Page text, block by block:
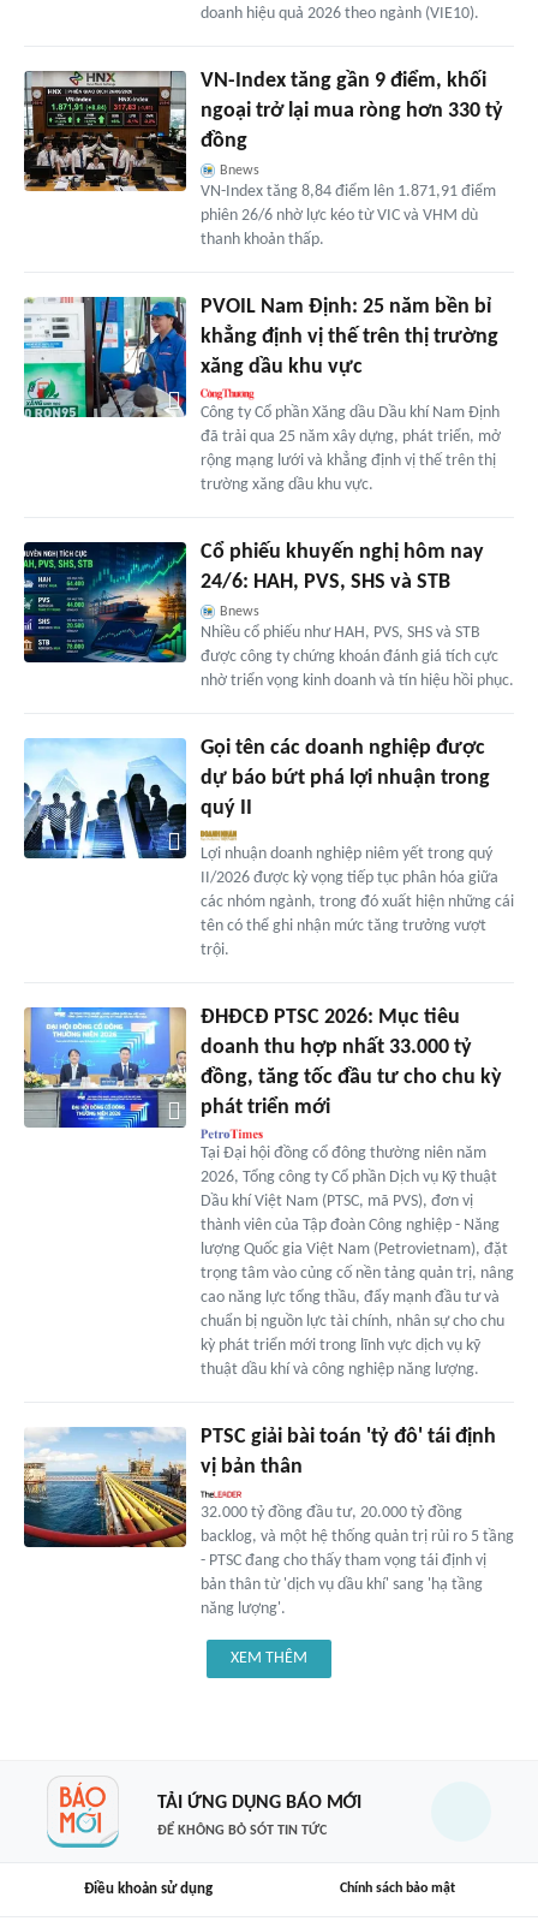
doanh hiệu quả 2026 theo ngành (VIE10).
VN-Index tăng gần 9 điểm, khối
ngoại trở lại mua ròng hơn 330 tỷ
đồng
Bnews
VN-Index tăng 8,84 điểm lên 1.871,91 điểm
phiên 26/6 nhờ lực kéo từ VIC và VHM dù
thanh khoản thấp.
PVOIL Nam Định: 25 năm bền bỉ
khẳng định vị thế trên thị trường
xăng dầu khu vực
Công ty Cổ phần Xăng dầu Dầu khí Nam Định
đã trải qua 25 năm xây dựng, phát triển, mở
rộng mạng lưới và khẳng định vị thế trên thị
trường xăng dầu khu vực.
Cổ phiếu khuyến nghị hôm nay
24/6: HAH, PVS, SHS và STB
Bnews
Nhiều cổ phiếu như HAH, PVS, SHS và STB
được công ty chứng khoán đánh giá tích cực
nhờ triển vọng kinh doanh và tín hiệu hồi phục.
Gọi tên các doanh nghiệp được
dự báo bứt phá lợi nhuận trong
quý II
Lợi nhuận doanh nghiệp niêm yết trong quý
II/2026 được kỳ vọng tiếp tục phân hóa giữa
các nhóm ngành, trong đó xuất hiện những cái
tên có thể ghi nhận mức tăng trưởng vượt
trội.
ĐHĐCĐ PTSC 2026: Mục tiêu
doanh thu hợp nhất 33.000 tỷ
đồng, tăng tốc đầu tư cho chu kỳ
phát triển mới
Tại Đại hội đồng cổ đông thường niên năm
2026, Tổng công ty Cổ phần Dịch vụ Kỹ thuật
Dầu khí Việt Nam (PTSC, mã PVS), đơn vị
thành viên của Tập đoàn Công nghiệp - Năng
lượng Quốc gia Việt Nam (Petrovietnam), đặt
trọng tâm vào củng cố nền tảng quản trị, nâng
cao năng lực tổng thầu, đẩy mạnh đầu tư và
chuẩn bị nguồn lực tài chính, nhân sự cho chu
kỳ phát triển mới trong lĩnh vực dịch vụ kỹ
thuật dầu khí và công nghiệp năng lượng.
PTSC giải bài toán 'tỷ đô' tái định
vị bản thân
32.000 tỷ đồng đầu tư, 20.000 tỷ đồng
backlog, và một hệ thống quản trị rủi ro 5 tầng
- PTSC đang cho thấy tham vọng tái định vị
bản thân từ 'dịch vụ dầu khí' sang 'hạ tầng
năng lượng'.
XEM THÊM
TẢI ỨNG DỤNG BÁO MỚI
ĐỂ KHÔNG BỎ SÓT TIN TỨC
Điều khoản sử dụng Chính sách bảo mật